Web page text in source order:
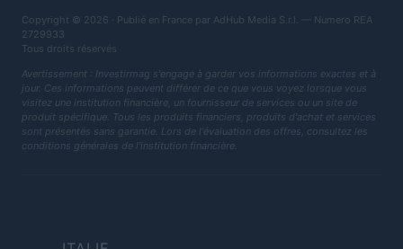
Copyright © 2026 · Publié en France par AdHub Media S.r.l. — Numero REA
2729933
Tous droits réservés
Avertissement : Investirmag s'engage à garder vos informations exactes et à
jour. Ces informations peuvent différer de ce que vous voyez lorsque vous
visitez une institution financière, un fournisseur de services ou un site de
produit spécifique. Tous les produits financiers, produits d'achat et services
sont présentés sans garantie. Lors de l'évaluation des offres, consultez les
conditions générales de l'institution financière.